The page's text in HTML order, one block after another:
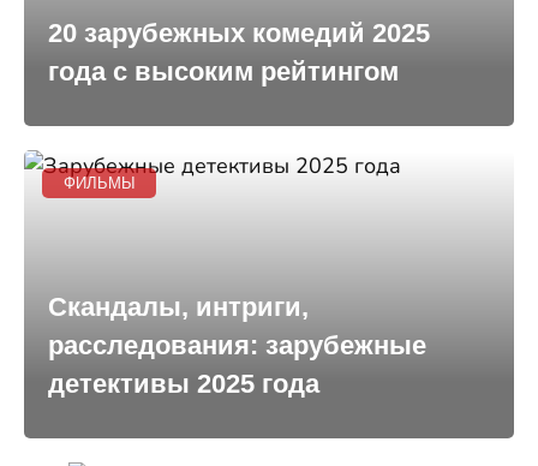
20 зарубежных комедий 2025
года с высоким рейтингом
ФИЛЬМЫ
Скандалы, интриги,
расследования: зарубежные
детективы 2025 года